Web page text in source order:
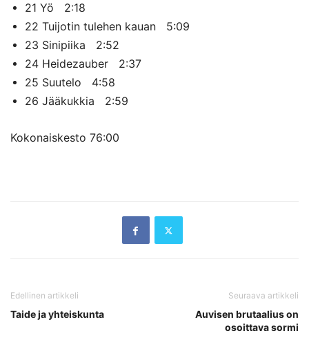
21 Yö 2:18
22 Tuijotin tulehen kauan 5:09
23 Sinipiika 2:52
24 Heidezauber 2:37
25 Suutelo 4:58
26 Jääkukkia 2:59
Kokonaiskesto 76:00
Edellinen artikkeli
Taide ja yhteiskunta
Seuraava artikkeli
Auvisen brutaalius on
osoittava sormi